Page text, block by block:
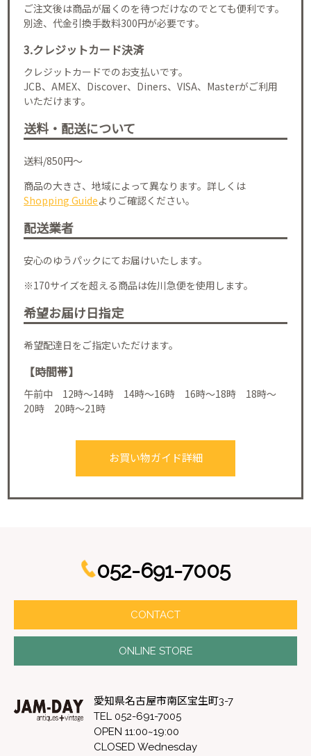
ご注文後は商品が届くのを待つだけなのでとても便利です。
別途、代金引換手数料300円が必要です。
3.クレジットカード決済
クレジットカードでのお支払いです。
JCB、AMEX、Discover、Diners、VISA、Masterがご利用
いただけます。
送料・配送について
送料/850円～
商品の大きさ、地域によって異なります。詳しくは
Shopping Guideよりご確認ください。
配送業者
安心のゆうパックにてお届けいたします。
※170サイズを超える商品は佐川急便を使用します。
希望お届け日指定
希望配達日をご指定いただけます。
【時間帯】
午前中 12時～14時 14時～16時 16時～18時 18時～
20時 20時～21時
お買い物ガイド詳細
052-691-7005
CONTACT
ONLINE STORE
愛知県名古屋市南区宝生町3-7
TEL 052-691-7005
OPEN 11:00~19:00
CLOSED Wednesday